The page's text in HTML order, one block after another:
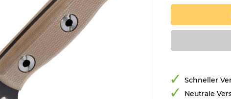
Schneller
Neutrale